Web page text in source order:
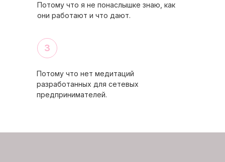
Потому что нет медитаций
разработанных для сетевых
предпринимателей.
Потому что я не понаслышке знаю, как
они работают и что дают.
3